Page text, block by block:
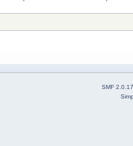
SMF 2.0.17